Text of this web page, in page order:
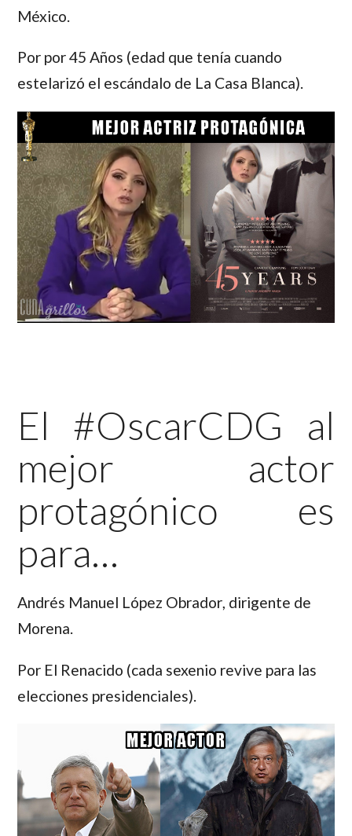
México.
Por por 45 Años (edad que tenía cuando
estelarizó el escándalo de La Casa Blanca).
El #OscarCDG al
mejor actor
protagónico es
para…
Andrés Manuel López Obrador, dirigente de
Morena.
Por El Renacido (cada sexenio revive para las
elecciones presidenciales).